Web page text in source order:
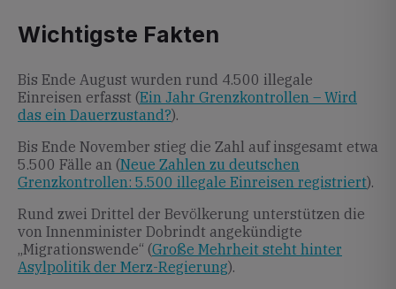
Wichtigste Fakten
Bis Ende August wurden rund 4.500 illegale
Einreisen erfasst (Ein Jahr Grenzkontrollen – Wird
das ein Dauerzustand?).
Bis Ende November stieg die Zahl auf insgesamt etwa
5.500 Fälle an (Neue Zahlen zu deutschen
Grenzkontrollen: 5.500 illegale Einreisen registriert).
Rund zwei Drittel der Bevölkerung unterstützen die
von Innenminister Dobrindt angekündigte
„Migrationswende“ (Große Mehrheit steht hinter
Asylpolitik der Merz-Regierung).